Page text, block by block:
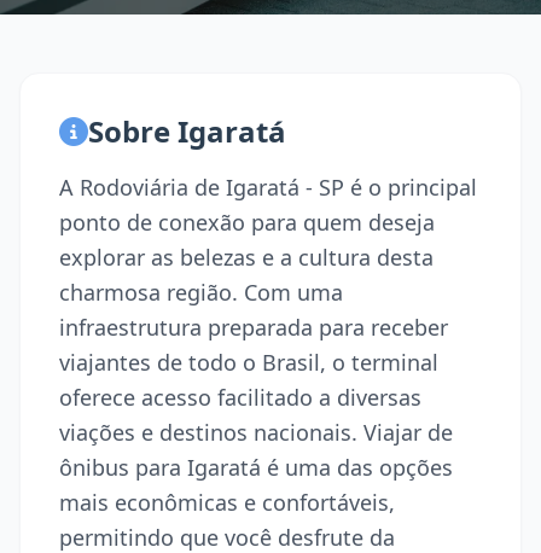
Sobre Igaratá
A Rodoviária de Igaratá - SP é o principal
ponto de conexão para quem deseja
explorar as belezas e a cultura desta
charmosa região. Com uma
infraestrutura preparada para receber
viajantes de todo o Brasil, o terminal
oferece acesso facilitado a diversas
viações e destinos nacionais. Viajar de
ônibus para Igaratá é uma das opções
mais econômicas e confortáveis,
permitindo que você desfrute da